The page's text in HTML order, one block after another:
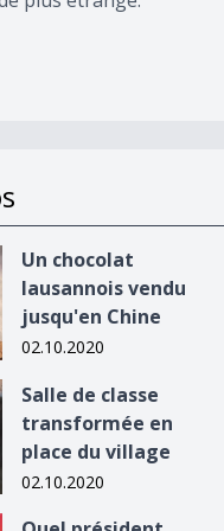
jusqu&#039;en
Un chocolat
lausannois vendu
jusqu'en Chine
02.10.2020
en place du village
Salle de classe
transformée en
place du village
02.10.2020